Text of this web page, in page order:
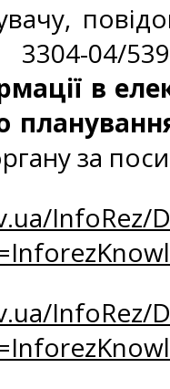
04/
в
за
InfoRez/
InfoRez/